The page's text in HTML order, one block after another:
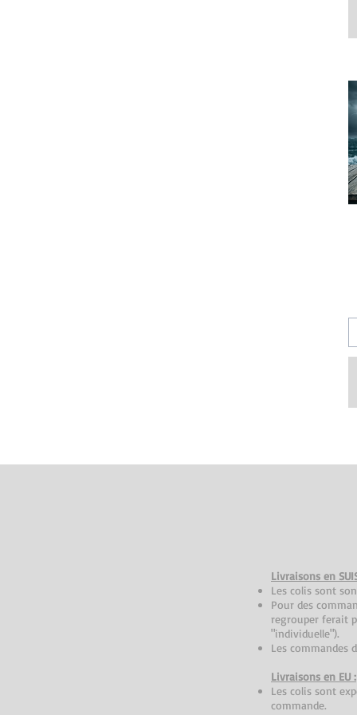
​Livraisons en
Les colis sont
Pour des
regrouper ferait
"individuelle").
Les commandes
Livraisons en EU :
Les colis sont
commande.